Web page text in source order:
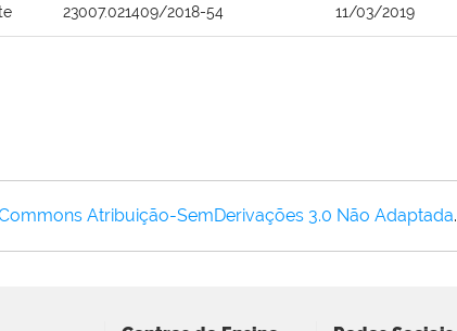
23007.021409/2018-54 11/03/2019
Atribuição-SemDerivações 3.0 Não Adaptada.